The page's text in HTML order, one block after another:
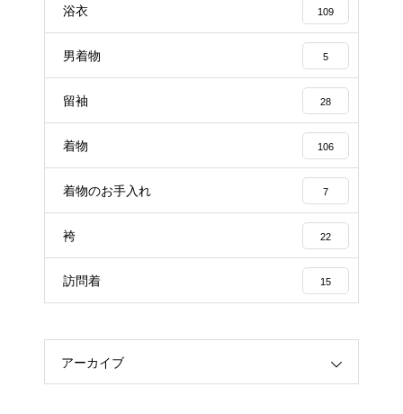
浴衣 109
男着物 5
留袖 28
着物 106
着物のお手入れ 7
袴 22
訪問着 15
アーカイブ